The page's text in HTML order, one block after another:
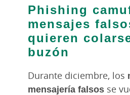
Phishing
mensajes
quieren
buzón
Durante diciembre, los
mensajería falsos se